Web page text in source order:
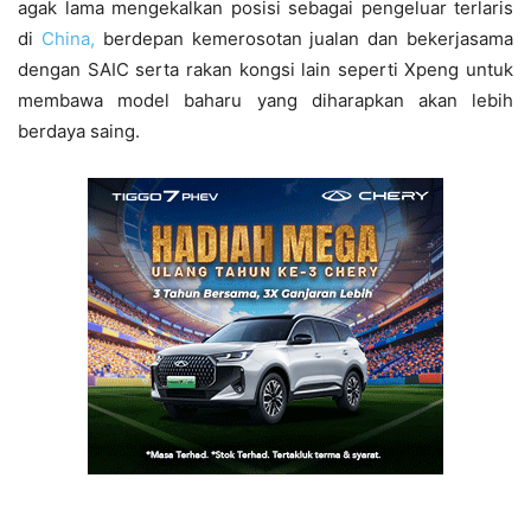
agak lama mengekalkan posisi sebagai pengeluar terlaris
di China, berdepan kemerosotan jualan dan bekerjasama
dengan SAIC serta rakan kongsi lain seperti Xpeng untuk
membawa model baharu yang diharapkan akan lebih
berdaya saing.